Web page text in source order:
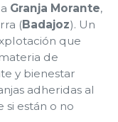
Granja Morante,
(Badajoz). Un
que
de
y bienestar
adheridas al
están o no